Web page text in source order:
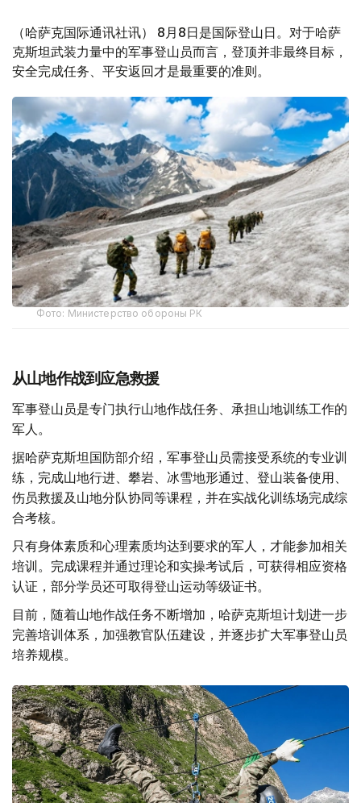
（哈萨克国际通讯社讯） 8月8日是国际登山日。对于哈萨
克斯坦武装力量中的军事登山员而言，登顶并非最终目标，
安全完成任务、平安返回才是最重要的准则。
Фото: Министерство обороны РК
从山地作战到应急救援
军事登山员是专门执行山地作战任务、承担山地训练工作的
军人。
据哈萨克斯坦国防部介绍，军事登山员需接受系统的专业训
练，完成山地行进、攀岩、冰雪地形通过、登山装备使用、
伤员救援及山地分队协同等课程，并在实战化训练场完成综
合考核。
只有身体素质和心理素质均达到要求的军人，才能参加相关
培训。完成课程并通过理论和实操考试后，可获得相应资格
认证，部分学员还可取得登山运动等级证书。
目前，随着山地作战任务不断增加，哈萨克斯坦计划进一步
完善培训体系，加强教官队伍建设，并逐步扩大军事登山员
培养规模。